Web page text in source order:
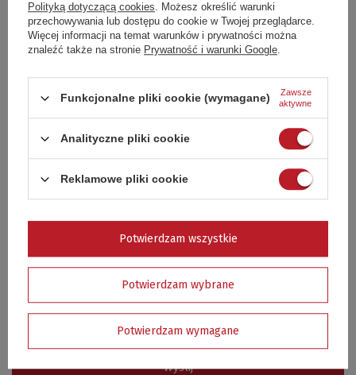
Podmiot odpowiedzialny
za ten produkt na terenie
ACTIVA Polska spółka z
ograniczoną
odpowiedzialnością
Więcej
Jeżeli powyższy opis jest dla Ciebie niewystarczający, prześlij nam swoje
pytanie odnośnie tego produktu. Postaramy się odpowiedzieć tak
szybko jak tylko będzie to możliwe.Dane są przetwarzane zgodnie z
. Przesyłając je, akceptujesz jej postanowienia.
Pytanie
Wyślij
Polityką dotyczącą cookies. Możesz określić warunki
przechowywania lub dostępu do cookie w Twojej przeglądarce.
Więcej informacji na temat warunków i prywatności można
znaleźć także na stronie Prywatność i warunki Google.
Funkcjonalne pliki cookie (wymagane)
Zawsze
aktywne
Analityczne pliki cookie
Reklamowe pliki cookie
Potwierdzam wybrane
Potwierdzam wymagane
Potwierdzam wszystkie